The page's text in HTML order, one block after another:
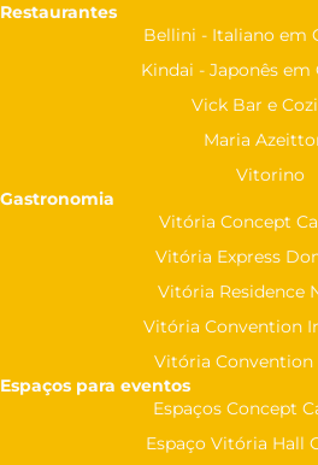
Restaurantes
Bellini - Italiano em
Kindai - Japonês em
Vick Bar e
Maria
Vitorino
Gastronomia
Vitória Concept
Vitória Express
Vitória Residence
Vitória Convention
Vitória Convention
Espaços para eventos
Espaços Concept
Espaço Vitória Hall